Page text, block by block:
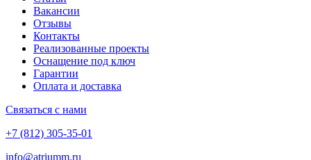
Вакансии
Отзывы
Контакты
Реализованные проекты
Оснащение под ключ
Гарантии
Оплата и доставка
Связаться с нами
+7 (812) 305-35-01
info@atriumm.ru